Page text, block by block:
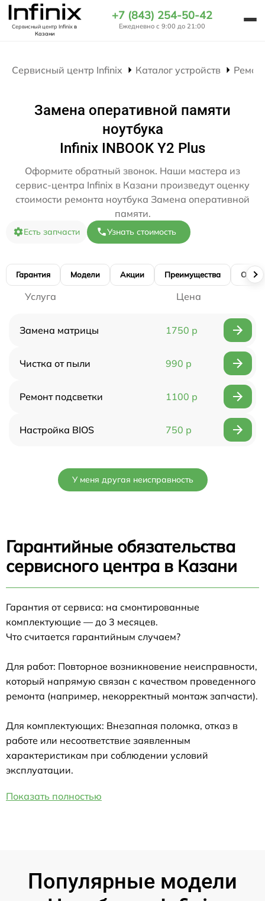
Сервисный центр Infinixв
Казани
+7 (843) 254-50-42
Ежедневно с 9:00 до 21:00
Сервисный центр Infinix Каталог устройств
Замена оперативной памяти
ноутбука
Infinix INBOOK Y2 Plus
Оформите обратный звонок. Наши мастера из
сервис-центра Infinix в Казани произведут оценку
стоимости ремонта ноутбука Замена оперативной
памяти.
Есть запчасти Узнать стоимость
Гарантия Модели Акции Преимущества
Услуга Цена
Замена матрицы 1750 р
Чистка от пыли 990 р
Ремонт подсветки 1100 р
Настройка BIOS 750 р
У меня другая неисправность
Гарантийные обязательства
сервисного центра в Казани
Гарантия от сервиса: на смонтированные
комплектующие — до 3 месяцев.
Что считается гарантийным случаем?
Для работ: Повторное возникновение неисправности,
который напрямую связан с качеством проведенного
ремонта (например, некорректный монтаж запчасти).
Для комплектующих: Внезапная поломка, отказ в
работе или несоответствие заявленным
характеристикам при соблюдении условий
эксплуатации.
Показать полностью
Популярные модели